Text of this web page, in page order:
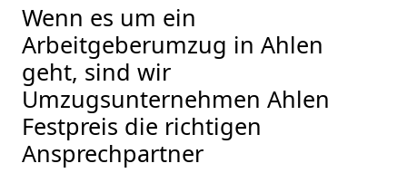
Wenn es um ein
Arbeitgeberumzug in Ahlen
geht, sind wir
Umzugsunternehmen Ahlen
Festpreis die richtigen
Ansprechpartner